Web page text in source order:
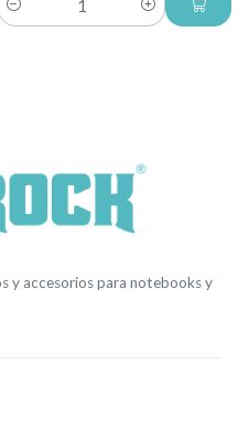
y accesorios para notebooks y